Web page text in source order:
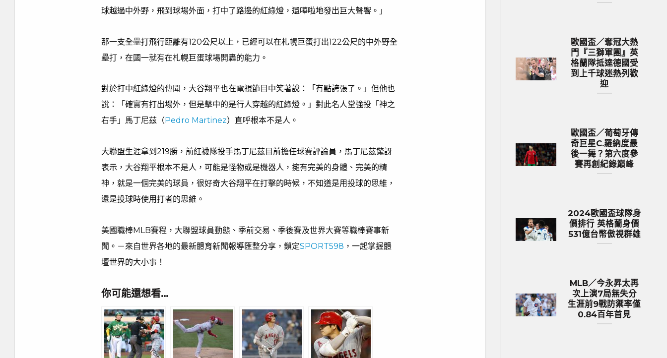
球越過中外野，飛到球場外面，打中了路邊的紅綠燈，還嘩啦地發出巨大聲響。」
那一支全壘打飛行距離有120公尺以上，已經可以在札幌巨蛋打出122公尺的中外野全
壘打，在國一就有在札幌巨蛋球場開轟的能力。
對於打中紅綠燈的傳聞，大谷翔平也在電視節目中笑著說：「有點誇張了。」但他也
說：「確實有打出場外，但是擊中的是行人穿越的紅綠燈。」對此名人堂強投「神之
右手」馬丁尼茲（ Pedro Martinez）直呼根本不是人。
大聯盟生涯拿到219勝，前紅襪隊投手馬丁尼茲目前擔任球賽評論員，馬丁尼茲驚訝
表示，大谷翔平根本不是人，可能是怪物或是機器人，擁有完美的身體、完美的精
神，就是一個完美的球員，很好奇大谷翔平在打擊的時候，不知道是用投球的思維，
還是投球時使用打者的思維。
美國職棒MLB賽程，大聯盟球員動態、季前交易、季後賽及世界大賽等職棒賽事新
聞。－來自世界各地的最新體育新聞報導匯整分享，鎖定SPORT598 ，一起掌握體
壇世界的大小事！
你可能還想看…
歐國盃／奪冠大熱
門『三獅軍團』英
格蘭隊抵達德國受
到上千球迷熱列歡
迎
歐國盃／葡萄牙傳
奇巨星C.羅納度最
後一舞？第六度參
賽再創紀錄巔峰
2024歐國盃球隊身
價排行 英格蘭身價
531億台幣傲視群雄
MLB／今永昇太再
次上演7局無失分
生涯前9戰防禦率僅
0.84百年首見